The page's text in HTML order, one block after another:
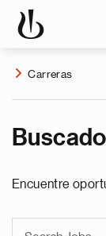
Carreras
Encuentre